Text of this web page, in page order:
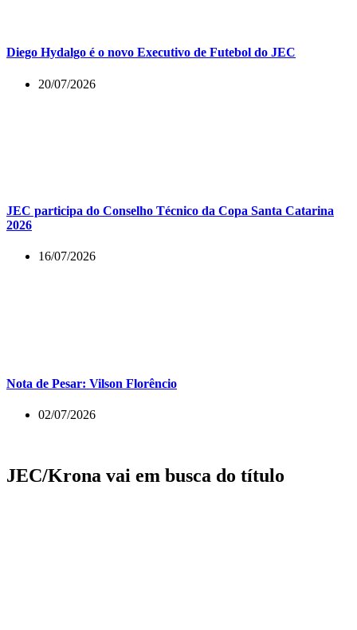
Diego Hydalgo é o novo Executivo de Futebol do JEC
20/07/2026
JEC participa do Conselho Técnico da Copa Santa Catarina
2026
16/07/2026
Nota de Pesar: Vilson Florêncio
02/07/2026
JEC/Krona vai em busca do título